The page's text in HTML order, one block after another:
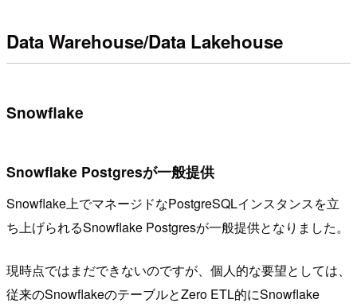
Data Warehouse/Data Lakehouse
Snowflake
Snowflake Postgresが一般提供
Snowflake上でマネージドなPostgreSQLインスタンスを立
ち上げられるSnowflake Postgresが一般提供となりました。
現時点ではまだできないのですが、個人的な要望としては、
従来のSnowflakeのテーブルとZero ETL的にSnowflake